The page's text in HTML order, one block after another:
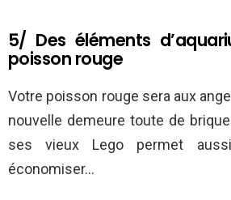
5/ Des éléments
poisson rouge
Votre poisson rouge sera aux
nouvelle demeure toute de
ses vieux Lego permet
économiser…